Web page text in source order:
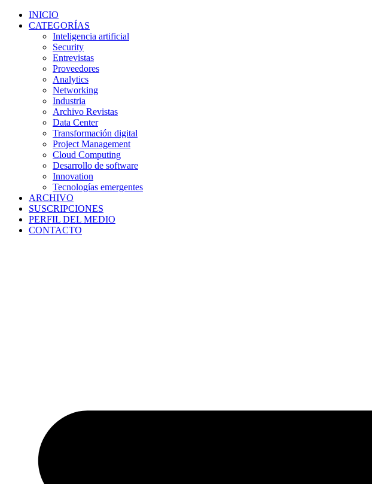
INICIO
CATEGORÍAS
Inteligencia artificial
Security
Entrevistas
Proveedores
Analytics
Networking
Industria
Archivo Revistas
Data Center
Transformación digital
Project Management
Cloud Computing
Desarrollo de software
Innovation
Tecnologías emergentes
ARCHIVO
SUSCRIPCIONES
PERFIL DEL MEDIO
CONTACTO